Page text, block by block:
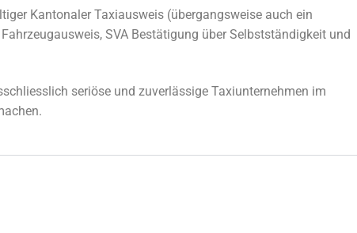
Kantonaler Taxiausweis (übergangsweise auch ein
SVA Bestätigung über Selbstständigkeit und
seriöse und zuverlässige Taxiunternehmen im